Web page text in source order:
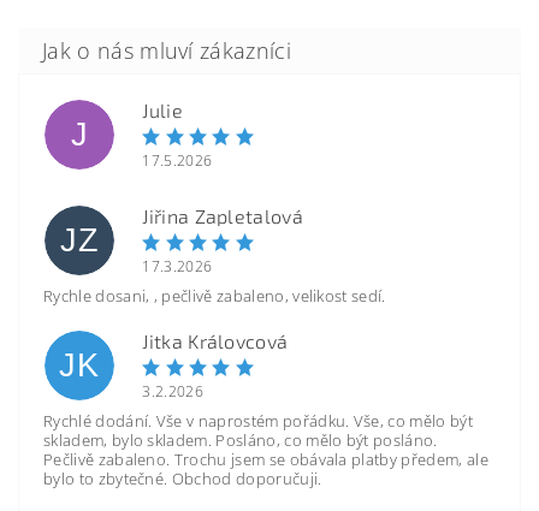
J
Julie
17.5.2026
JZ
Jiřina Zapletalová
17.3.2026
Rychle dosani, , pečlivě zabaleno, velikost sedí.
JK
Jitka Královcová
3.2.2026
Rychlé dodání. Vše v naprostém pořádku. Vše, co mělo být
skladem, bylo skladem. Posláno, co mělo být posláno.
Pečlivě zabaleno. Trochu jsem se obávala platby předem, ale
bylo to zbytečné. Obchod doporučuji.